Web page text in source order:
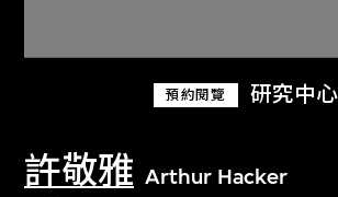
預約閱覽 研究中心
許敬雅 Arthur Hacker
關於M+藏品
探索世界頂級的二十及二十一
文化藏品。